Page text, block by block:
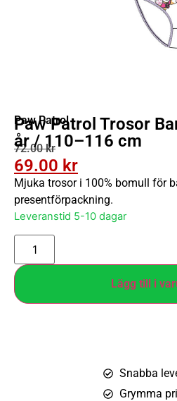
Paw Patrol
Paw Patrol Trosor
år / 110–116 cm
72.00kr
69.00 kr
Mjuka trosor i 100% bomull för
presentförpackning.
Leveranstid 5-10 dagar
Lägg till i
Snabba
Grymma